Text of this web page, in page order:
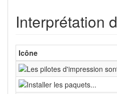
Interprétation
Icône